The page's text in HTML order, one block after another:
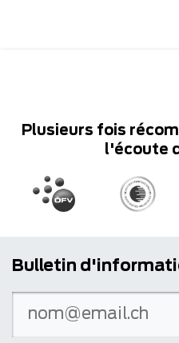
Plusieurs fois
l'écoute
Bulletin